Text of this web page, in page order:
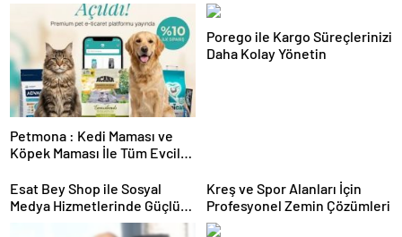
Petmona : Kedi Maması ve
Köpek Maması İle Tüm Evcil
Porego ile Kargo Süreçlerinizi
Daha Kolay Yönetin
Esat Bey Shop ile Sosyal
Medya Hizmetlerinde Güçlü
Kreş ve Spor Alanları İçin
Profesyonel Zemin Çözümleri